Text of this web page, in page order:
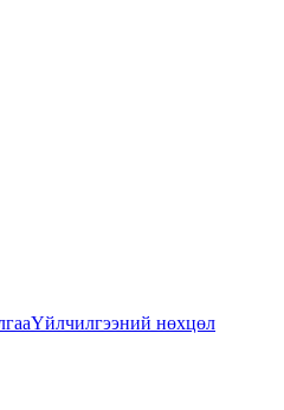
Үйлчилгээний нөхцөл